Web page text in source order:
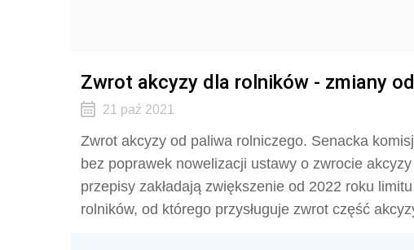
Zwrot akcyzy dla rolników - zmiany
21 paź 2021
Zwrot akcyzy od paliwa rolniczego. Senacka
bez poprawek nowelizacji ustawy o zwrocie
przepisy zakładają zwiększenie od 2022 roku
rolników, od którego przysługuje zwrot część